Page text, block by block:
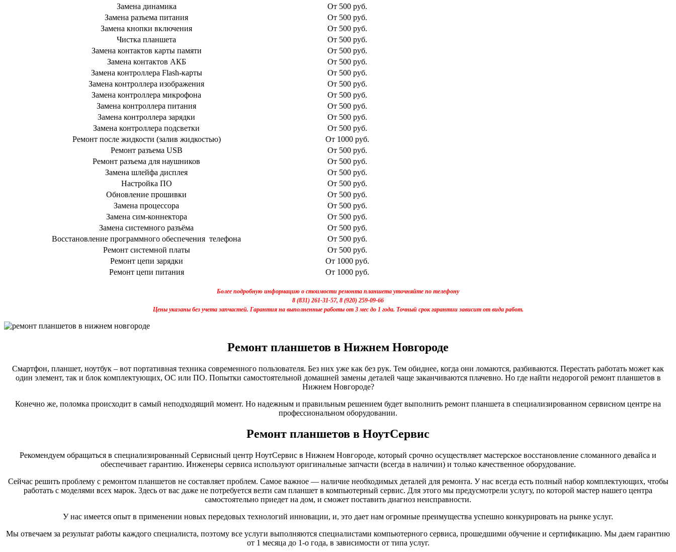
Замена динамика
От 500 руб.
Замена разъема питания
От 500 руб.
Замена кнопки включения
От 500 руб.
Чистка планшета
От 500 руб.
Замена контактов карты памяти
От 500 руб.
Замена контактов АКБ
От 500 руб.
Замена контроллера Flash-карты
От 500 руб.
Замена контроллера изображения
От 500 руб.
Замена контроллера микрофона
От 500 руб.
Замена контроллера питания
От 500 руб.
Замена контроллера зарядки
От 500 руб.
Замена контроллера подсветки
От 500 руб.
Ремонт после жидкости (залив жидкостью)
От 1000 руб.
Ремонт разъема USB
От 500 руб.
Ремонт разъема для наушников
От 500 руб.
Замена шлейфа дисплея
От 500 руб.
Настройка ПО
От 500 руб.
Обновление прошивки
От 500 руб.
Замена процессора
От 500 руб.
Замена сим-коннектора
От 500 руб.
Замена системного разъёма
От 500 руб.
Восстановление программного обеспечения телефона
От 500 руб.
Ремонт системной платы
От 500 руб.
Ремонт цепи зарядки
От 1000 руб.
Ремонт цепи питания
От 1000 руб.
Более подробную информацию о стоимости ремонта планшета уточняйте по телефону
8 (831) 261-31-57, 8 (920) 259-09-66
Цены указаны без учета запчастей. Гарантия на выполненные работы от 3 мес до 1 года. Точный срок гарантии зависит от вида работ.
Ремонт планшетов в Нижнем Новгороде
Смартфон, планшет, ноутбук – вот портативная техника современного пользователя. Без них уже как без рук. Тем обиднее, когда они ломаются, разбиваются. Перестать работать может как
один элемент, так и блок комплектующих, ОС или ПО. Попытки самостоятельной домашней замены деталей чаще заканчиваются плачевно. Но где найти недорогой ремонт планшетов в
Нижнем Новгороде?
Конечно же, поломка происходит в самый неподходящий момент. Но надежным и правильным решением будет выполнить ремонт планшета в специализированном сервисном центре на
профессиональном оборудовании.
Ремонт планшетов в НоутСервис
Рекомендуем обращаться в специализированный Сервисный центр НоутСервис в Нижнем Новгороде, который срочно осуществляет мастерское восстановление сломанного девайса и
обеспечивает гарантию. Инженеры сервиса используют оригинальные запчасти (всегда в наличии) и только качественное оборудование.
Сейчас решить проблему с ремонтом планшетов не составляет проблем. Самое важное — наличие необходимых деталей для ремонта. У нас всегда есть полный набор комплектующих, чтобы
работать с моделями всех марок. Здесь от вас даже не потребуется везти сам планшет в компьютерный сервис. Для этого мы предусмотрели услугу, по которой мастер нашего центра
самостоятельно приедет на дом, и сможет поставить диагноз неисправности.
У нас имеется опыт в применении новых передовых технологий инновации, и, это дает нам огромные преимущества успешно конкурировать на рынке услуг.
Мы отвечаем за результат работы каждого специалиста, поэтому все услуги выполняются специалистами компьютерного сервиса, прошедшими обучение и сертификацию. Мы даем гарантию
от 1 месяца до 1-о года, в зависимости от типа услуг.